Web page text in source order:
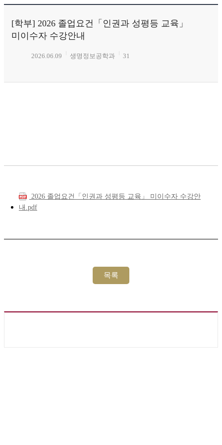
[학부] 2026 졸업요건「인권과 성평등 교육」
미이수자 수강안내
2026.06.09 생명정보공학과 31
2026 졸업요건「인권과 성평등 교육」 미이수자 수강안
내.pdf